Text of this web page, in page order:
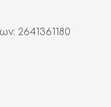
2641361180